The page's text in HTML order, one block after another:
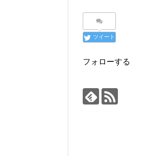
ツイート
フォローする